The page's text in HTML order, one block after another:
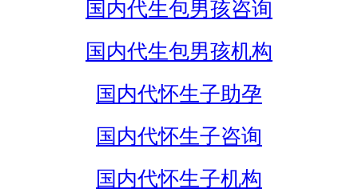
国内代生包男孩咨询
国内代生包男孩机构
国内代怀生子助孕
国内代怀生子咨询
国内代怀生子机构